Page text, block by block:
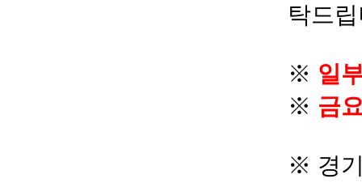
탁드
※ 일
※ 금
※ 경